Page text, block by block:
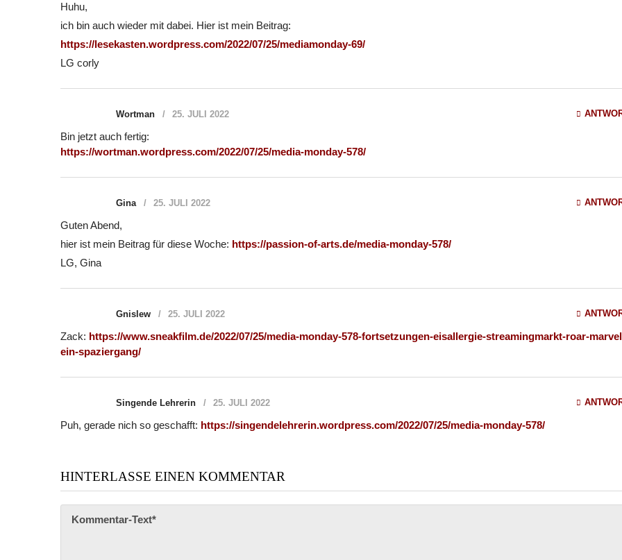
Huhu,
ich bin auch wieder mit dabei. Hier ist mein Beitrag:
https://lesekasten.wordpress.com/2022/07/25/mediamonday-69/
LG corly
Wortman 25. JULI 2022
Bin jetzt auch fertig:
https://wortman.wordpress.com/2022/07/25/media-monday-578/
Gina 25. JULI 2022
Guten Abend,
hier ist mein Beitrag für diese Woche: https://passion-of-arts.de/media-monday-578/
LG, Gina
Gnislew 25. JULI 2022
Zack: https://www.sneakfilm.de/2022/07/25/media-monday-578-fortsetzungen-eisallergie-streamingmarkt-roar-
ein-spaziergang/
Singende Lehrerin 25. JULI 2022
Puh, gerade nich so geschafft: https://singendelehrerin.wordpress.com/2022/07/25/media-monday-578/
HINTERLASSE EINEN KOMMENTAR